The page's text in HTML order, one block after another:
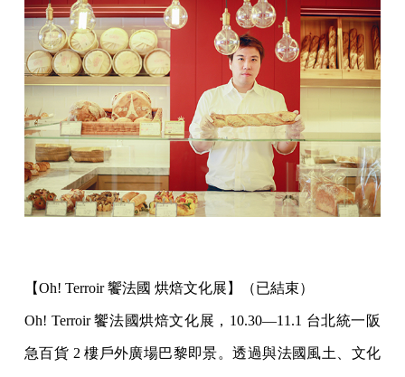
【Oh! Terroir 饗法國 烘焙文化展】（已結束）
Oh! Terroir 饗法國烘焙文化展，10.30—11.1 台北統一阪
急百貨 2 樓戶外廣場巴黎即景。透過與法國風土、文化